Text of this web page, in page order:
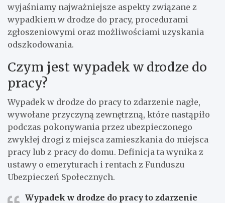
wyjaśniamy najważniejsze aspekty związane z
wypadkiem w drodze do pracy, procedurami
zgłoszeniowymi oraz możliwościami uzyskania
odszkodowania.
Czym jest wypadek w drodze do
pracy?
Wypadek w drodze do pracy to zdarzenie nagłe,
wywołane przyczyną zewnętrzną, które nastąpiło
podczas pokonywania przez ubezpieczonego
zwykłej drogi z miejsca zamieszkania do miejsca
pracy lub z pracy do domu. Definicja ta wynika z
ustawy o emeryturach i rentach z Funduszu
Ubezpieczeń Społecznych.
Wypadek w drodze do pracy to zdarzenie